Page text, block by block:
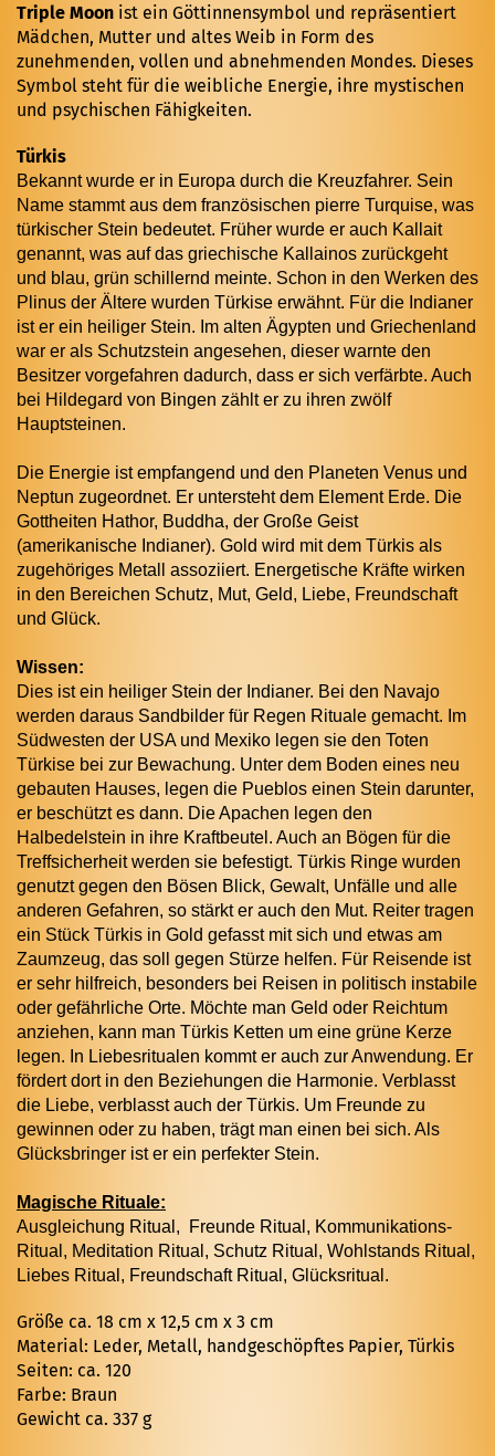
Triple Moon ist ein Göttinnensymbol und repräsentiert
Mädchen, Mutter und altes Weib in Form des
zunehmenden, vollen und abnehmenden Mondes. Dieses
Symbol steht für die weibliche Energie, ihre mystischen
und psychischen Fähigkeiten.
Türkis
Bekannt wurde er in Europa durch die Kreuzfahrer. Sein
Name stammt aus dem französischen pierre Turquise, was
türkischer Stein bedeutet. Früher wurde er auch Kallait
genannt, was auf das griechische Kallainos zurückgeht
und blau, grün schillernd meinte. Schon in den Werken des
Plinus der Ältere wurden Türkise erwähnt. Für die Indianer
ist er ein heiliger Stein. Im alten Ägypten und Griechenland
war er als Schutzstein angesehen, dieser warnte den
Besitzer vorgefahren dadurch, dass er sich verfärbte. Auch
bei Hildegard von Bingen zählt er zu ihren zwölf
Hauptsteinen.
Die Energie ist empfangend und den Planeten Venus und
Neptun zugeordnet. Er untersteht dem Element Erde. Die
Gottheiten Hathor, Buddha, der Große Geist
(amerikanische Indianer). Gold wird mit dem Türkis als
zugehöriges Metall assoziiert. Energetische Kräfte wirken
in den Bereichen Schutz, Mut, Geld, Liebe, Freundschaft
und Glück.
Wissen:
Dies ist ein heiliger Stein der Indianer. Bei den Navajo
werden daraus Sandbilder für Regen Rituale gemacht. Im
Südwesten der USA und Mexiko legen sie den Toten
Türkise bei zur Bewachung. Unter dem Boden eines neu
gebauten Hauses, legen die Pueblos einen Stein darunter,
er beschützt es dann. Die Apachen legen den
Halbedelstein in ihre Kraftbeutel. Auch an Bögen für die
Treffsicherheit werden sie befestigt. Türkis Ringe wurden
genutzt gegen den Bösen Blick, Gewalt, Unfälle und alle
anderen Gefahren, so stärkt er auch den Mut. Reiter tragen
ein Stück Türkis in Gold gefasst mit sich und etwas am
Zaumzeug, das soll gegen Stürze helfen. Für Reisende ist
er sehr hilfreich, besonders bei Reisen in politisch instabile
oder gefährliche Orte. Möchte man Geld oder Reichtum
anziehen, kann man Türkis Ketten um eine grüne Kerze
legen. In Liebesritualen kommt er auch zur Anwendung. Er
fördert dort in den Beziehungen die Harmonie. Verblasst
die Liebe, verblasst auch der Türkis. Um Freunde zu
gewinnen oder zu haben, trägt man einen bei sich. Als
Glücksbringer ist er ein perfekter Stein.
Magische Rituale:
Ausgleichung Ritual, Freunde Ritual, Kommunikations-
Ritual, Meditation Ritual, Schutz Ritual, Wohlstands Ritual,
Liebes Ritual, Freundschaft Ritual, Glücksritual.
Größe ca. 18 cm x 12,5 cm x 3 cm
Material: Leder, Metall, handgeschöpftes Papier, Türkis
Seiten: ca. 120
Farbe: Braun
Gewicht ca. 337 g